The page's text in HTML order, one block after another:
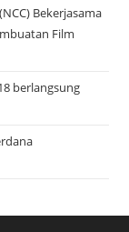
Bekerjasama
Film
berlangsung